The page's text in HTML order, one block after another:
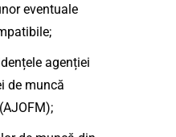
eventuale
agenției
de muncă